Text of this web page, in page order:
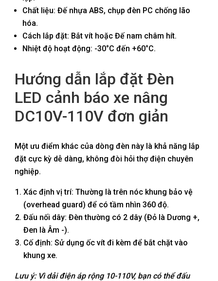
Chất liệu: Đế nhựa ABS, chụp đèn PC chống lão
hóa.
Cách lắp đặt: Bắt vít hoặc Đế nam châm hít.
Nhiệt độ hoạt động: -30°C đến +60°C.
Hướng dẫn lắp đặt Đèn
LED cảnh báo xe nâng
DC10V-110V đơn giản
Một ưu điểm khác của dòng đèn này là khả năng lắp
đặt cực kỳ dễ dàng, không đòi hỏi thợ điện chuyên
nghiệp.
Xác định vị trí: Thường là trên nóc khung bảo vệ
(overhead guard) để có tầm nhìn 360 độ.
Đấu nối dây: Đèn thường có 2 dây (Đỏ là Dương +,
Đen là Âm -).
Cố định: Sử dụng ốc vít đi kèm để bắt chặt vào
khung xe.
Lưu ý: Vì dải điện áp rộng 10-110V, bạn có thể đấu